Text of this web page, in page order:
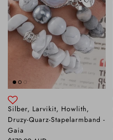
Silber, Larvikit, Howlith,
Druzy-Quarz-Stapelarmband -
Gaia